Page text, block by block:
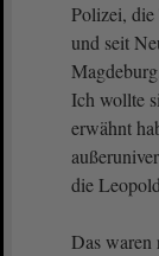
Polizei, die
und seit
Ich wollte
erwähnt
die
Das waren